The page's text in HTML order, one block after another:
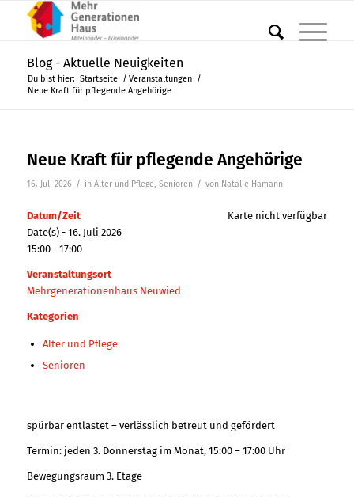
Blog - Aktuelle Neuigkeiten
Du bist hier: Startseite / Veranstaltungen /
Neue Kraft für pflegende Angehörige
Neue Kraft für pflegende Angehörige
16. Juli 2026 / in Alter und Pflege, Senioren / von Natalie Hamann
Karte nicht verfügbar
Datum/Zeit
Date(s) - 16. Juli 2026
15:00 - 17:00
Veranstaltungsort
Mehrgenerationenhaus Neuwied
Kategorien
Alter und Pflege
Senioren
spürbar entlastet – verlässlich betreut und gefördert
Termin: jeden 3. Donnerstag im Monat, 15:00 – 17:00 Uhr
Bewegungsraum 3. Etage